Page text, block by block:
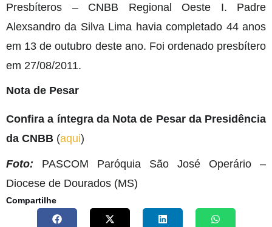
Presbíteros – CNBB Regional Oeste I. Padre
Alexsandro da Silva Lima havia completado 44 anos
em 13 de outubro deste ano. Foi ordenado presbítero
em 27/08/2011.
Nota de Pesar
Confira a íntegra da Nota de Pesar da Presidência
da CNBB (aqui)
Foto:
PASCOM Paróquia São José Operário –
Diocese de Dourados (MS)
Compartilhe